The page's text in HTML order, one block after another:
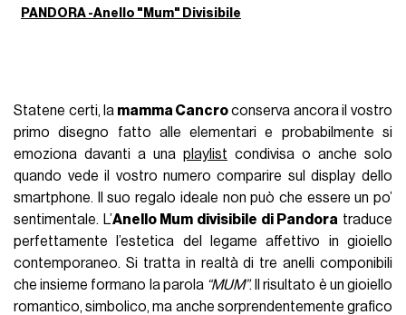
PANDORA -Anello "Mum" Divisibile
Statene certi, la mamma Cancroconserva ancora il vostro
primo disegno fatto alle elementari e probabilmente si
emoziona davanti a una playlist condivisa o anche solo
quando vede il vostro numero comparire sul display dello
smartphone. Il suo regalo ideale non può che essere un po’
sentimentale. L’Anello Mum divisibile di Pandora traduce
perfettamente l’estetica del legame affettivo in gioiello
contemporaneo. Si tratta in realtà di tre anelli componibili
che insieme formano la parola “MUM”. Il risultato è un gioiello
romantico, simbolico, ma anche sorprendentemente grafico